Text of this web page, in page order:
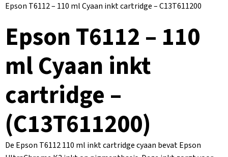
Epson T6112 – 110 ml Cyaan inkt cartridge – C13T611200
Epson T6112 – 110
ml Cyaan inkt
cartridge –
(C13T611200)
De Epson T6112 110 ml inkt cartridge cyaan bevat Epson